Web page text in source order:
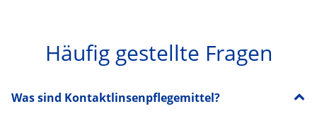
Häufig gestellte Fragen
Was sind Kontaktlinsenpflegemittel?